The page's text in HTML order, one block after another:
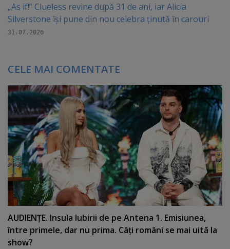
„As if!” Clueless revine după 31 de ani, iar Alicia
Silverstone își pune din nou celebra ținută în carouri
31.07.2026
CELE MAI COMENTATE
AUDIENŢE. Insula Iubirii de pe Antena 1. Emisiunea,
între primele, dar nu prima. Câţi români se mai uită la
show?